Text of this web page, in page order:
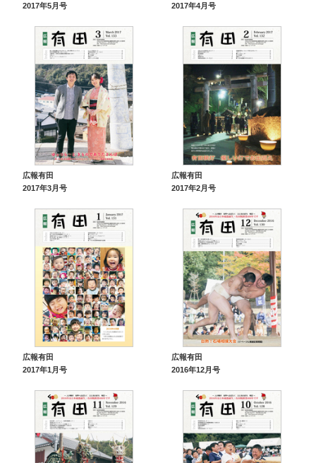
2017年5月号
2017年4月号
広報有田
2017年3月号
広報有田
2017年2月号
広報有田
2017年1月号
広報有田
2016年12月号